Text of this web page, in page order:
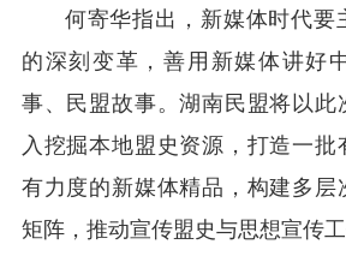
何寄华指出，新媒体时代要
的深刻变革，善用新媒体讲好
事、民盟故事。湖南民盟将以此
入挖掘本地盟史资源，打造一批
有力度的新媒体精品，构建多层
矩阵，推动宣传盟史与思想宣传工